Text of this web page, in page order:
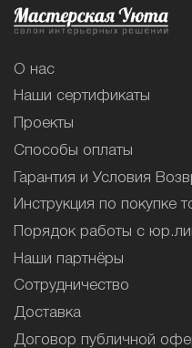
О нас
Наши сертификаты
Проекты
Способы оплаты
Гарантия и Условия
Инструкция по покупке
Порядок работы с
Наши партнёры
Сотрудничество
Доставка
Договор публичной